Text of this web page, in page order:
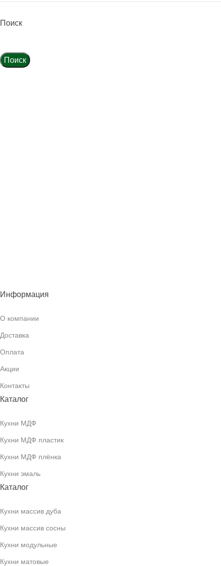
Поиск
Поиск
Информация
О компании
Доставка
Оплата
Акции
Контакты
Каталог
Кухни МДФ
Кухни МДФ пластик
Кухни МДФ плёнка
Кухни эмаль
Каталог
Кухни массив дуба
Кухни массив сосны
Кухни модульные
Кухни матовые